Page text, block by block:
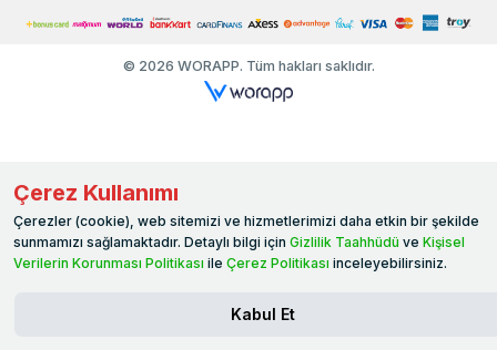
© 2026 WORAPP. Tüm hakları saklıdır.
Çerez Kullanımı
Çerezler (cookie), web sitemizi ve hizmetlerimizi daha etkin bir şekilde
sunmamızı sağlamaktadır. Detaylı bilgi için Gizlilik Taahhüdü ve Kişisel
Verilerin Korunması Politikası ile Çerez Politikası inceleyebilirsiniz.
Kabul Et